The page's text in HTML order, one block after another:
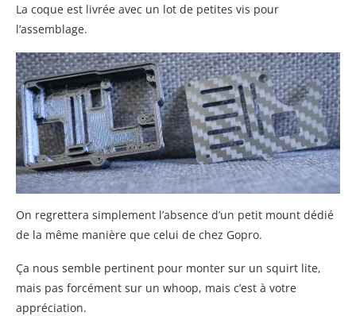
La coque est livrée avec un lot de petites vis pour
l’assemblage.
On regrettera simplement l’absence d’un petit mount dédié
de la même manière que celui de chez Gopro.
Ça nous semble pertinent pour monter sur un squirt lite,
mais pas forcément sur un whoop, mais c’est à votre
appréciation.